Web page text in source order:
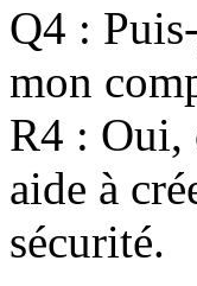
Q4 :
mon
R4 : Oui,
aide à
sécurité.